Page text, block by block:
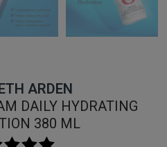
ARDEN
DAILY HYDRATING
380 ML